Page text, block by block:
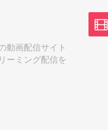
動画配信サイト
ーミング配信を